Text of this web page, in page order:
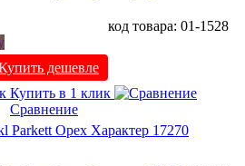
код товара: 01-1528
дешевле
Купить в 1 клик
Сравнение